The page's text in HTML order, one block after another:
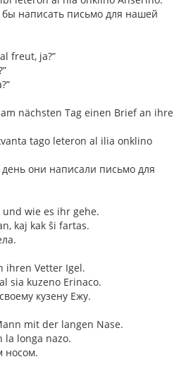
написать письмо для нашей
freut, ja?”
nächsten Tag einen Brief an ihre
tago leteron al ilia onklino
они написали письмо для
und wie es ihr gehe.
kaj kak ŝi fartas.
ihren Vetter Igel.
sia kuzeno Erinaco.
кузену Ежу.
mit der langen Nase.
la longa nazo.
носом.